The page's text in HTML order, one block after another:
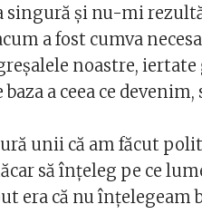
singură şi nu-mi
a fost cumva
noastre,
baza a ceea ce
unii că am făcut
să înţeleg pe ce
era că nu înţelegeam